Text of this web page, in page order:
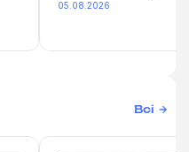
05.08.2026
Всі